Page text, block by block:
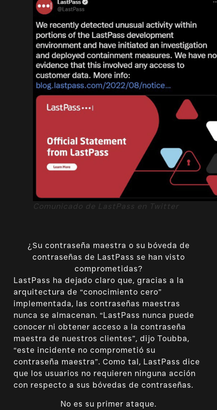
Comunicado de LastPass en Twitter
¿Su contraseña maestra o su bóveda de
contraseñas de LastPass se han visto
comprometidas?
LastPass ha dejado claro que, gracias a la
arquitectura de “conocimiento cero”
implementada, las contraseñas maestras
nunca se almacenan. “LastPass nunca puede
conocer ni obtener acceso a la contraseña
maestra de nuestros clientes”, dijo Toubba,
“este incidente no comprometió su
contraseña maestra”. Como tal, LastPass dice
que los usuarios no requieren ninguna acción
con respecto a sus bóvedas de contraseñas.
No es su primer ataque.